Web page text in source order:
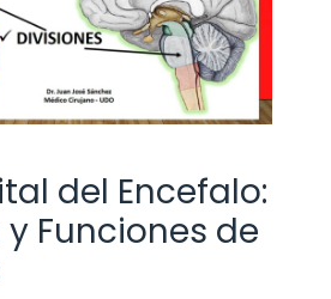
del Encefalo:
Funciones de